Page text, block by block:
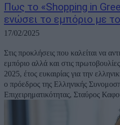
Πως το «Shopping in
ενώσει το εμπόριο με
17/02/2025
Στις προκλήσεις που καλείται να
εμπόριο αλλά και στις
2025, έτος ευκαιρίας για την
ο πρόεδρος της Ελληνικής
Επιχειρηματικότητας, Σταύρος